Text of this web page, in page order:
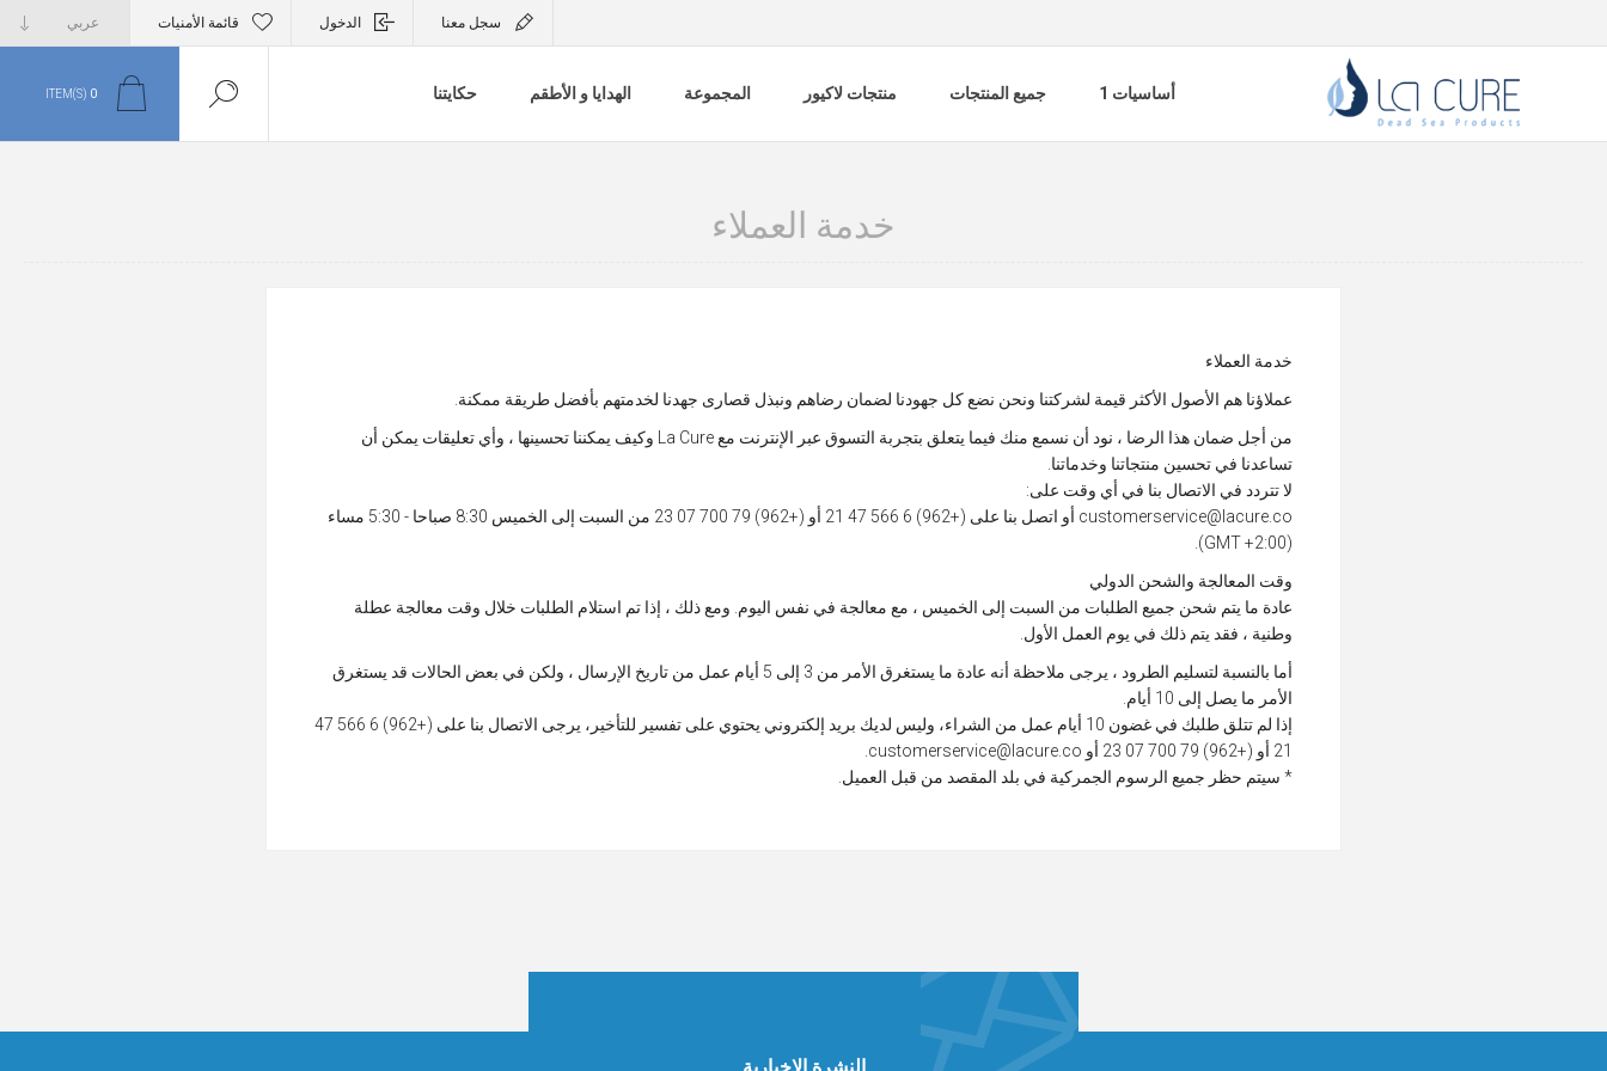
سجل معنا الدخول قائمة الأمنيات
أساسيات 1 جميع المنتجات منتجات لاكيور المجموعة الهدايا و الأطقم حكايتنا 0
خدمة العملاء
خدمة العملاء
عملاؤنا هم الأصول الأكثر قيمة لشركتنا ونحن نضع كل جهودنا لضمان رضاهم ونبذل قصارى جهدنا لخدمتهم بأفضل طريقة ممكنة.
من أجل ضمان هذا الرضا ، نود أن نسمع منك فيما يتعلق بتجربة التسوق عبر الإنترنت مع La Cure وكيف يمكننا تحسينها ، وأي تعليقات يمكن أن
تساعدنا في تحسين منتجاتنا وخدماتنا.
لا تتردد في الاتصال بنا في أي وقت على:
customerservice@lacure.co أو اتصل بنا على (+962) 6 566 47 21 أو (+962) 79 700 07 23 من السبت إلى الخميس 8:30 صباحا - 5:30 مساء
(GMT +2:00).
وقت المعالجة والشحن الدولي
عادة ما يتم شحن جميع الطلبات من السبت إلى الخميس ، مع معالجة في نفس اليوم. ومع ذلك ، إذا تم استلام الطلبات خلال وقت معالجة عطلة
وطنية ، فقد يتم ذلك في يوم العمل الأول.
أما بالنسبة لتسليم الطرود ، يرجى ملاحظة أنه عادة ما يستغرق الأمر من 3 إلى 5 أيام عمل من تاريخ الإرسال ، ولكن في بعض الحالات قد يستغرق
الأمر ما يصل إلى 10 أيام.
إذا لم تتلق طلبك في غضون 10 أيام عمل من الشراء، وليس لديك بريد إلكتروني يحتوي على تفسير للتأخير، يرجى الاتصال بنا على (+962) 6 566 47
21 أو (+962) 79 700 07 23 أو customerservice@lacure.co.
* سيتم حظر جميع الرسوم الجمركية في بلد المقصد من قبل العميل.
النشرة الإخبارية